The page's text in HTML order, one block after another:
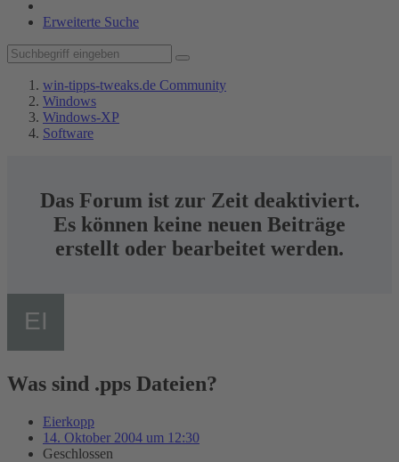
Erweiterte Suche
win-tipps-tweaks.de Community
Windows
Windows-XP
Software
Das Forum ist zur Zeit deaktiviert.
Es können keine neuen Beiträge
erstellt oder bearbeitet werden.
Was sind .pps Dateien?
Eierkopp
14. Oktober 2004 um 12:30
Geschlossen